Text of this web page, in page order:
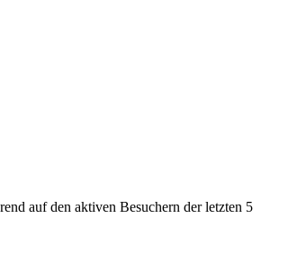
auf den aktiven Besuchern der letzten 5